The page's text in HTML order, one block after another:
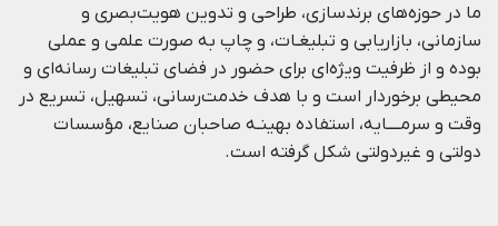
ما در حوزه‌های برندسازی، طراحی و تدوین هویت‌بصری و
سازمانی، بازاریابی و تبلیغـات، و چاپ به صورت علمی و عملی
بوده و از ظرفيت ويژه‌ای برای حضور در فضای تبليغات رسانه‌ای و
محيطی برخوردار است و با هدف خدمت‌رسانی، تسهيل، تسريع در
وقت و سرمــــايه، استفاده بهينـه صاحبان صنايع، مؤسسات
دولتی و غيردولتی شكل گرفته است.